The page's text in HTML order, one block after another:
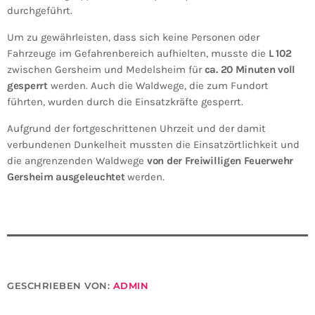
durchgeführt.
Um zu gewährleisten, dass sich keine Personen oder
Fahrzeuge im Gefahrenbereich aufhielten, musste die L 102
zwischen Gersheim und Medelsheim fürca. 20 Minuten voll
gesperrtwerden. Auch die Waldwege, die zum Fundort
führten, wurden durch die Einsatzkräfte gesperrt.
Aufgrund der fortgeschrittenen Uhrzeit und der damit
verbundenen Dunkelheit mussten die Einsatzörtlichkeit und
die angrenzenden Waldwege von der Freiwilligen Feuerwehr
Gersheim ausgeleuchtetwerden.
GESCHRIEBEN VON: ADMIN